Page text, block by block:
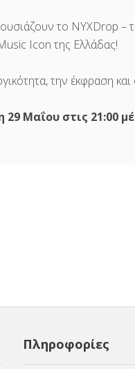
το NYXDrop –
Icon της Ελλάδας!
την έκφραση
29 Μαΐου στις 21:00
Πληροφορίες